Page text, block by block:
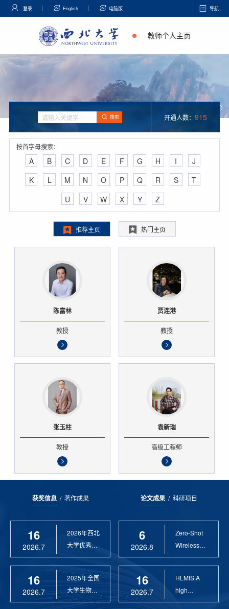
登录 English 电脑版 导航
教师个人主页
搜索 开通人数： 915
按首字母搜索：
A B C D E F G H I
J
K
L M N O P Q R S
T
U
V W X Y Z
推荐主页 热门主页
陈富林
教授
贾连港
教授
张玉柱
教授
袁新瑞
高级工程师
获奖信息/ 著作成果
16
2026.7
2026年西北
大学优秀硕
士论文指导
16
2026.7
2025年全国
大学生物联
网设计竞赛
论文成果/ 科研项目
6
2026.8
Zero-Shot
Wireless
Sensor
16
2026.7
HLMIS:A
high
Resolution